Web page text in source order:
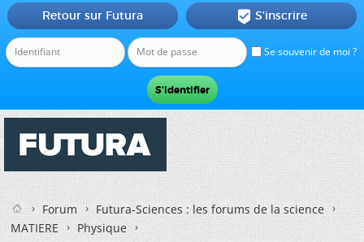
Se souvenir de moi ?
Retour sur Futura  S'inscrire
Forum
Futura-Sciences : les forums de la science
MATIERE
Physique